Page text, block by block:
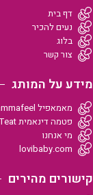
דף בית
נעים להכיר
בלוג
צור קשר
מידע על המותג
מאמאפיל Mammafeel
פטמה דינאמית Dynamic Teat
מי אנחנו
lovibaby.com
קישורים מהירים